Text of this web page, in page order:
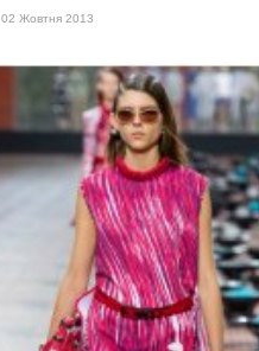
02 Жовтня 2013